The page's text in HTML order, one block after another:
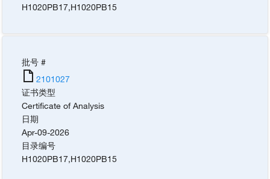
H1020PB17,H1020PB15
批号 #
2101027
证书类型
Certificate of Analysis
日期
Apr-09-2026
目录编号
H1020PB17,H1020PB15